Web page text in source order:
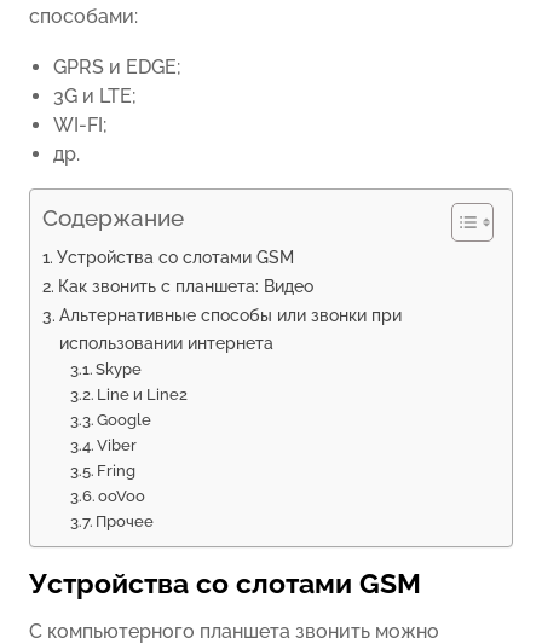
способами:
GPRS и EDGE;
3G и LTE;
WI-FI;
др.
Содержание
Устройства со слотами GSM
Как звонить с планшета: Видео
Альтернативные способы или звонки при
использовании интернета
Skype
Line и Line2
Google
Viber
Fring
ooVoo
Прочее
Устройства со слотами GSM
C компьютерного планшета звонить можно